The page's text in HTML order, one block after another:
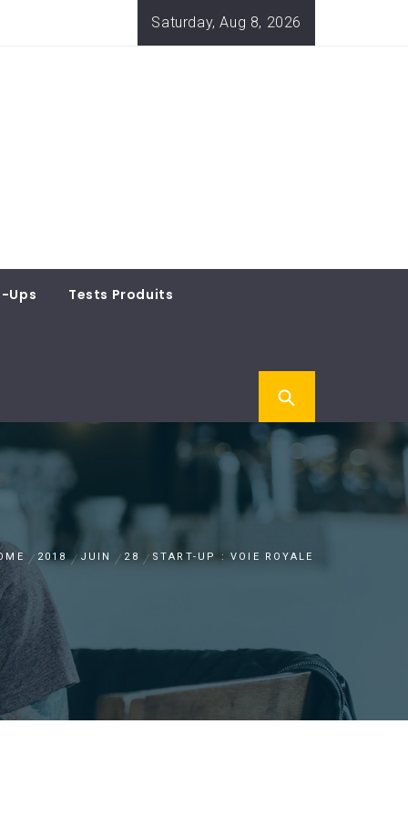
Saturday, Aug 8, 2026
Ups Tests Produits
2018 JUIN 28 START-UP : VOIE ROYALE